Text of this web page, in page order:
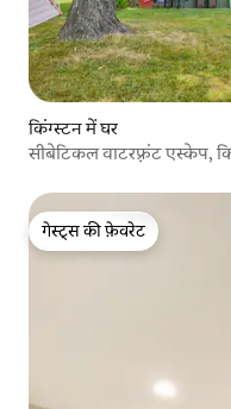
किंग्स्टन में घर
सीबेटिकल वाटरफ़्रंट एस्केप,
गेस्ट्स की फ़ेवरेट
गेस्ट्स की फ़ेवरेट